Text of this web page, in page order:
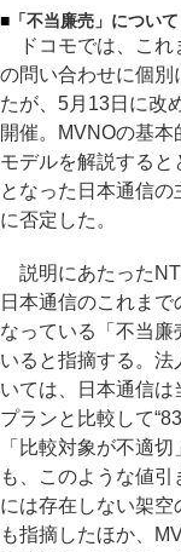
■ 「不当廉売」について
ドコモでは、これ
の問い合わせに個別
たが、5月13日に改
開催。MVNOの基本
モデルを解説すると
となった日本通信の
に否定した。
説明にあたった
日本通信のこれま
なっている「不当
いると指摘する。
いては、日本通信
プランと比較して
「比較対象が不適
も、このような値
には存在しない架
も指摘したほか、